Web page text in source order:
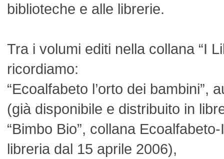
biblioteche e alle librerie.
Tra i volumi editi nella collana “I
ricordiamo:
“Ecoalfabeto l’orto dei bambini”,
(già disponibile e distribuito in
“Bimbo Bio”, collana
libreria dal 15 aprile 2006),